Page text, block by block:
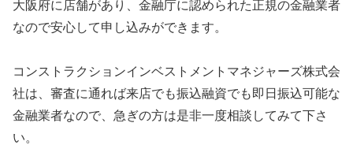
大阪府に店舗があり、金融庁に認められた正規の金融業者
なので安心して申し込みができます。
コンストラクションインベストメントマネジャーズ株式会
社は、審査に通れば来店でも振込融資でも即日振込可能な
金融業者なので、急ぎの方は是非一度相談してみて下さ
い。